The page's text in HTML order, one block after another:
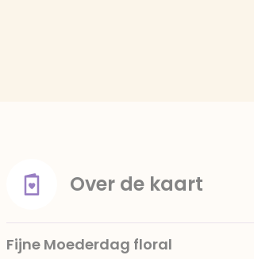
Over de kaart
Fijne Moederdag floral